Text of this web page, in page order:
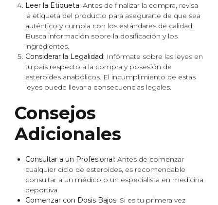
Leer la Etiqueta: Antes de finalizar la compra, revisa
la etiqueta del producto para asegurarte de que sea
auténtico y cumpla con los estándares de calidad.
Busca información sobre la dosificación y los
ingredientes.
Considerar la Legalidad: Infórmate sobre las leyes en
tu país respecto a la compra y posesión de
esteroides anabólicos. El incumplimiento de estas
leyes puede llevar a consecuencias legales.
Consejos
Adicionales
Consultar a un Profesional: Antes de comenzar
cualquier ciclo de esteroides, es recomendable
consultar a un médico o un especialista en medicina
deportiva.
Comenzar con Dosis Bajos: Si es tu primera vez